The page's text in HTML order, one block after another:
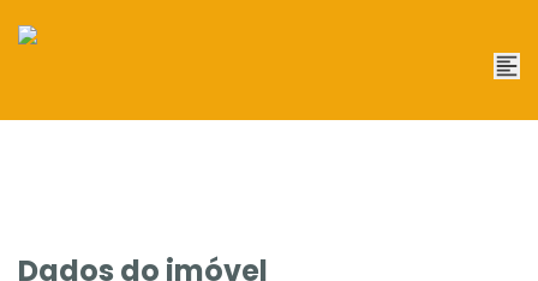
Dados do imóvel